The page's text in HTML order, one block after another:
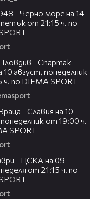
- Черно море на 14
от 21:15 ч. по
- Спартак
10 август, понеделник
ч. по DIEMA SPORT
- Славия на 10
от 19:00 ч.
SPORT
- ЦСКА на 09
от 21:15 ч. по